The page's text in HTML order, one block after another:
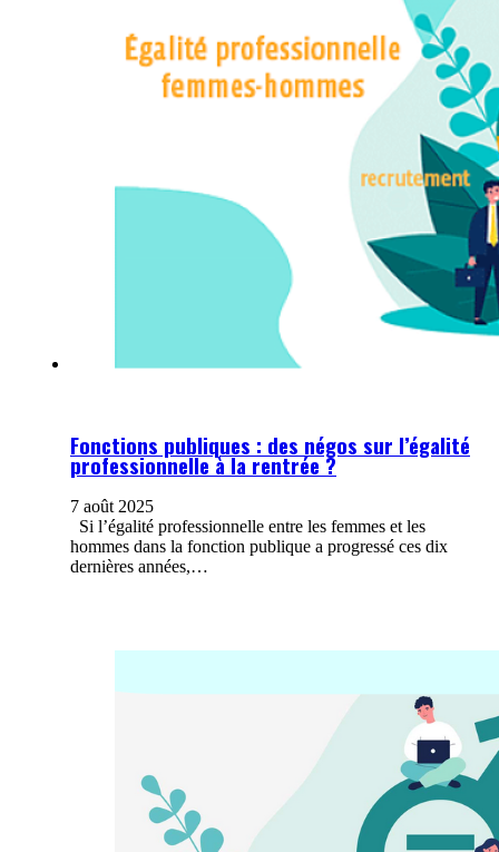
Fonctions publiques : des négos sur l’égalité
professionnelle à la rentrée ?
7 août 2025
Si l’égalité professionnelle entre les femmes et les
hommes dans la fonction publique a progressé ces dix
dernières années,…